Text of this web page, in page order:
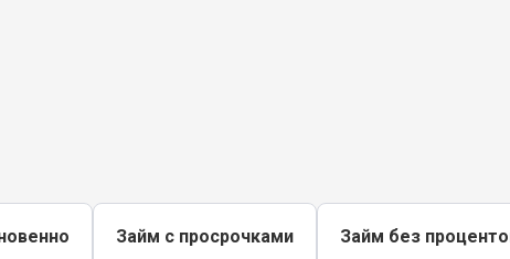
Займ с просрочками Займ без